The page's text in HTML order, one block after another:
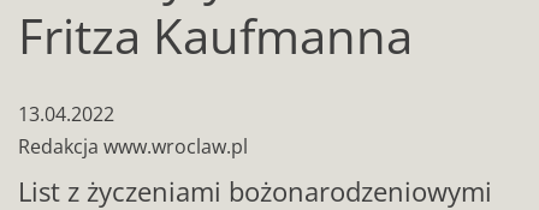
Fritza Kaufmanna
13.04.2022
Redakcja www.wroclaw.pl
List z życzeniami bożonarodzeniowymi